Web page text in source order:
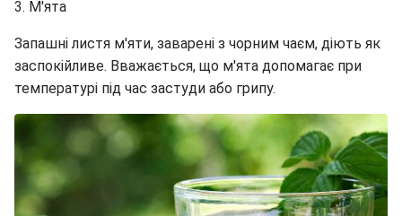
3. М'ята
Запашні листя м'яти, заварені з чорним чаєм, діють як
заспокійливе. Вважається, що м'ята допомагає при
температурі під час застуди або грипу.